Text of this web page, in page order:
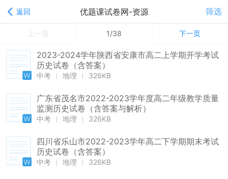
返回 优题课试卷网-资源 筛选
上一页 1/38 下一页
2023-2024学年陕西省安康市高二上学期开学考试
历史试卷（含答案）
中考 地理 326KB
广东省茂名市2022-2023学年度高二年级教学质量
监测历史试卷（含答案与解析）
中考 地理 326KB
四川省乐山市2022-2023学年高二下学期期末考试
历史试卷（含答案）
中考 地理 326KB